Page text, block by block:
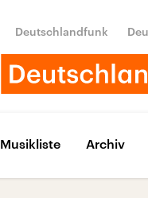
Deutschlandfunk
Musikliste Archiv